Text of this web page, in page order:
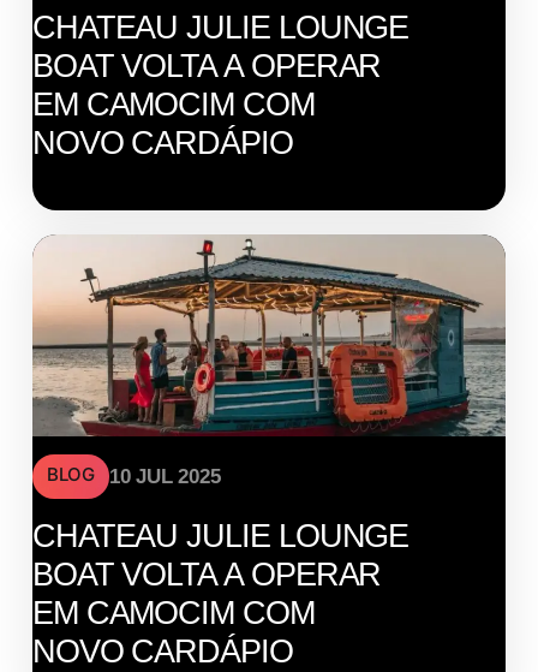
CHATEAU JULIE LOUNGE
BOAT VOLTA A OPERAR
EM CAMOCIM COM
NOVO CARDÁPIO
BLOG 10 JUL 2025
CHATEAU JULIE LOUNGE
BOAT VOLTA A OPERAR
EM CAMOCIM COM
NOVO CARDÁPIO